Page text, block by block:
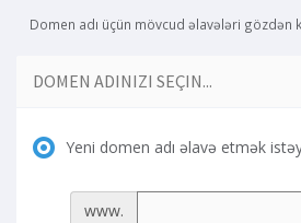
Domen adı üçün mövcud əlavələri gözdən
DOMEN ADINIZI SEÇIN...
Yeni domen adı əlavə etmək
www.